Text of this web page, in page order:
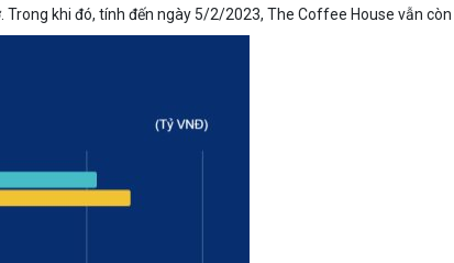
khi đó, tính đến ngày 5/2/2023, The Coffee House vẫn còn